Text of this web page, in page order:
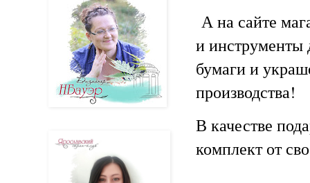
А на сайте
и инструменты
бумаги и
производства!
В качестве
комплект от